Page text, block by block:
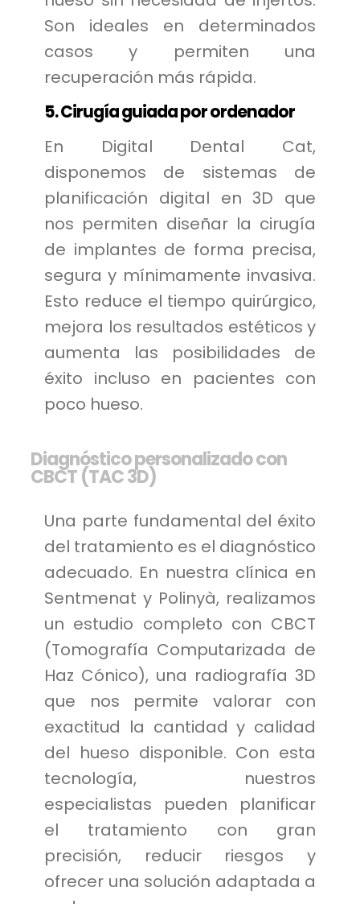
Son ideales en determinados
casos y permiten una
recuperación más rápida.
5. Cirugía guiada por ordenador
En Digital Dental Cat,
disponemos de sistemas de
planificación digital en 3D que
nos permiten diseñar la cirugía
de implantes de forma precisa,
segura y mínimamente invasiva.
Esto reduce el tiempo quirúrgico,
mejora los resultados estéticos y
aumenta las posibilidades de
éxito incluso en pacientes con
poco hueso.
Diagnóstico personalizado con
CBCT (TAC 3D)
Una parte fundamental del éxito
del tratamiento es el diagnóstico
adecuado. En nuestra clínica en
Sentmenat y Polinyà, realizamos
un estudio completo con CBCT
(Tomografía Computarizada de
Haz Cónico), una radiografía 3D
que nos permite valorar con
exactitud la cantidad y calidad
del hueso disponible. Con esta
tecnología, nuestros
especialistas pueden planificar
el tratamiento con gran
precisión, reducir riesgos y
ofrecer una solución adaptada a